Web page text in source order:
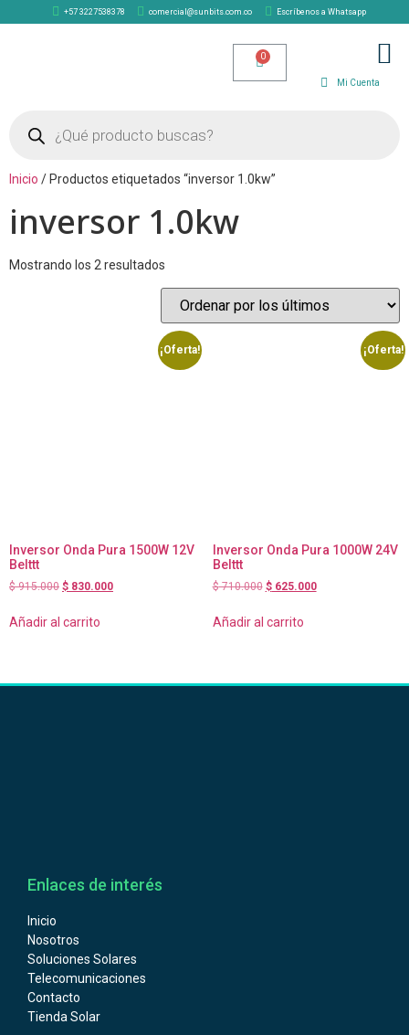
+57 3227538378 comercial@sunbits.com.co Escríbenos a Whatsapp
Mi Cuenta
Inicio / Productos etiquetados “inversor 1.0kw”
inversor 1.0kw
Mostrando los 2 resultados
¡Oferta!
Inversor Onda Pura 1500W 12V
Belttt
$915.000 $ 830.000
Añadir al carrito
¡Oferta!
Inversor Onda Pura 1000W 24V
Belttt
$710.000 $625.000
Añadir al carrito
Enlaces de interés
Inicio
Nosotros
Soluciones Solares
Telecomunicaciones
Contacto
Tienda Solar